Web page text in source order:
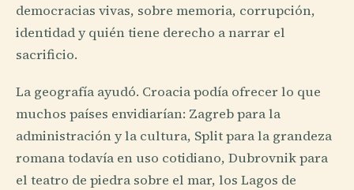
democracias vivas, sobre memoria, corrupción,
identidad y quién tiene derecho a narrar el
sacrificio.
La geografía ayudó. Croacia podía ofrecer lo que
muchos países envidiarían: Zagreb para la
administración y la cultura, Split para la grandeza
romana todavía en uso cotidiano, Dubrovnik para
el teatro de piedra sobre el mar, los Lagos de